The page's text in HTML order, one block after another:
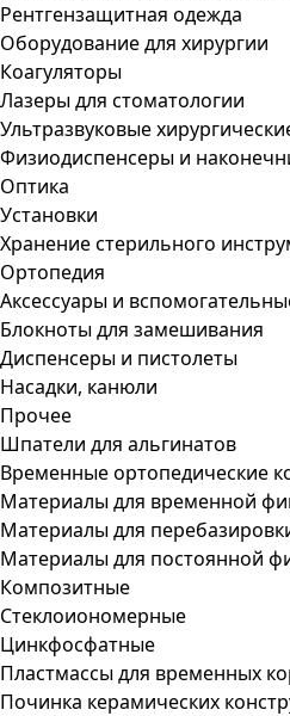
Рентгензащитная одежда
Оборудование для хирургии
Коагуляторы
Лазеры для стоматологии
Ультразвуковые
Физиодиспенсеры и
Оптика
Установки
Хранение стерильного
Ортопедия
Аксессуары и
Блокноты для замешивания
Диспенсеры и пистолеты
Насадки, канюли
Прочее
Шпатели для альгинатов
Временные ортопедические
Материалы для временной
Материалы для
Материалы для постоянной
Композитные
Стеклоиономерные
Цинкфосфатные
Пластмассы для временных
Починка керамических